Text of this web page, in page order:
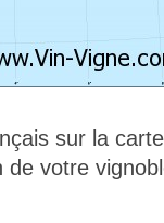
sur la
de votre